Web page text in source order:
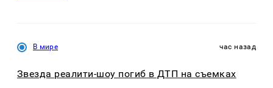
В мире час назад
Звезда реалити-шоу погиб в ДТП на съемках